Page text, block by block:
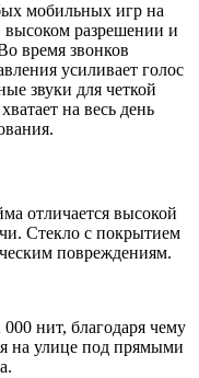
мобильных игр на
высоком разрешении и
время звонков
усиливает голос
звуки для четкой
на весь день
отличается высокой
Стекло с покрытием
повреждениям.
000 нит, благодаря чему
на улице под прямыми